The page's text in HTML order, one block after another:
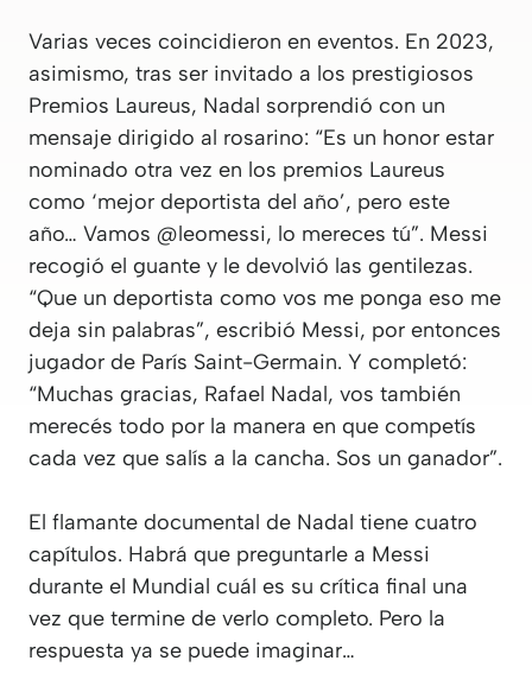
Varias veces coincidieron en eventos. En 2023,
asimismo, tras ser invitado a los prestigiosos
Premios Laureus, Nadal sorprendió con un
mensaje dirigido al rosarino: “Es un honor estar
nominado otra vez en los premios Laureus
como ‘mejor deportista del año’, pero este
año… Vamos @leomessi, lo mereces tú”. Messi
recogió el guante y le devolvió las gentilezas.
“Que un deportista como vos me ponga eso me
deja sin palabras”, escribió Messi, por entonces
jugador de París Saint-Germain. Y completó:
“Muchas gracias, Rafael Nadal, vos también
merecés todo por la manera en que competís
cada vez que salís a la cancha. Sos un ganador”.
El flamante documental de Nadal tiene cuatro
capítulos. Habrá que preguntarle a Messi
durante el Mundial cuál es su crítica final una
vez que termine de verlo completo. Pero la
respuesta ya se puede imaginar…